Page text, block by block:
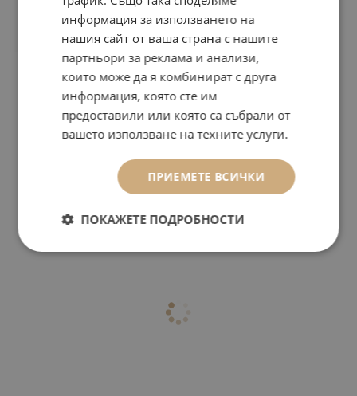
информация за използването на
нашия сайт от ваша страна с нашите
партньори за реклама и анализи,
които може да я комбинират с друга
информация, която сте им
предоставили или която са събрали от
вашето използване на техните услуги.
ПРИЕМЕТЕ ВСИЧКИ
ПОКАЖЕТЕ ПОДРОБНОСТИ